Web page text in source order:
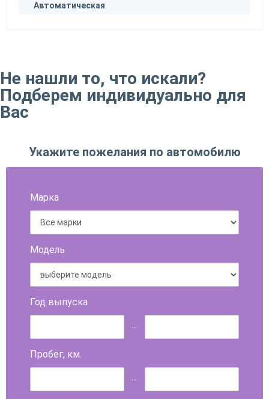
Автоматическая
Не нашли то, что искали?
Подберем индивидуально для
Вас
Укажите пожелания по автомобилю
Марка
Модель
Год выпуска
...
Пробег, км.
...